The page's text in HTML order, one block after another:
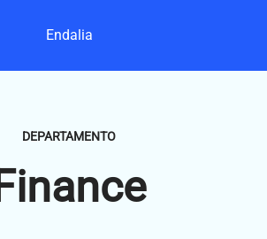
Endalia
DEPARTAMENTO
Finance